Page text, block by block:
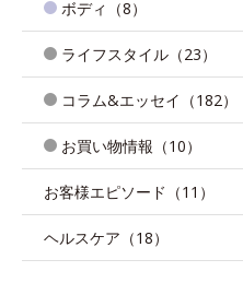
ボディ（8）
ライフスタイル（23）
コラム&エッセイ（182）
お買い物情報（10）
お客様エピソード（11）
ヘルスケア（18）